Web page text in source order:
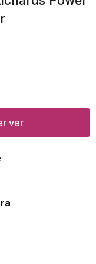
ver